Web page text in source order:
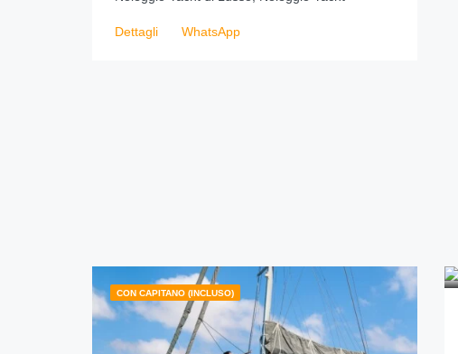
Dettagli WhatsApp
CON CAPITANO (INCLUSO)